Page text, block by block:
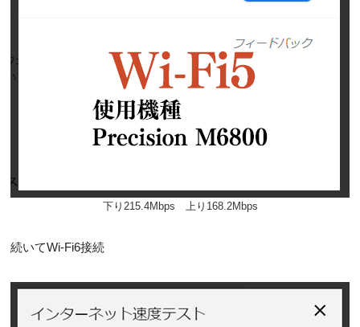
下り215.4Mbps 上り168.2Mbps
続いてWi-Fi6接続